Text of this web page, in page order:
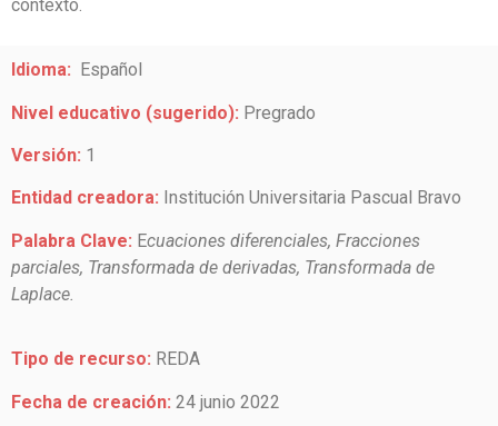
contexto.
Idioma: Español
Nivel educativo (sugerido): Pregrado
Versión: 1
Entidad creadora: Institución Universitaria Pascual Bravo
Palabra Clave: Ecuaciones diferenciales, Fracciones
parciales, Transformada de derivadas, Transformada de
Laplace.
Tipo de recurso: REDA
Fecha de creación: 24 junio 2022